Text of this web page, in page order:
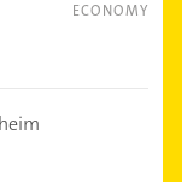
ECONOMY